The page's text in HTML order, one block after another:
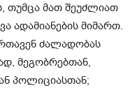
თუმცა მათ შეუძლიათ
ადამიანების მიმართ.
ძალადობას
მეგობრებთან,
პოლიციასთან;